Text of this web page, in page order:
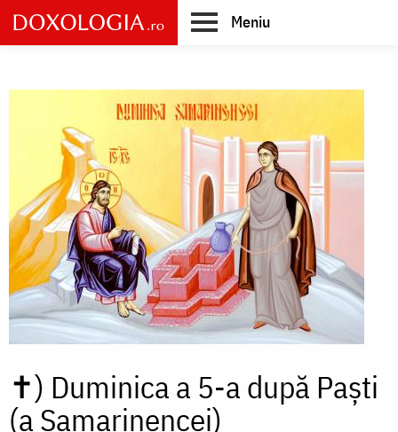
Skip
to
main
Meniu
✝) Duminica a 5-a după Paști
(a Samarinencei)